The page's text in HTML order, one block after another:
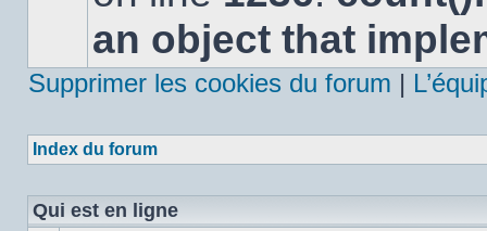
an object that
Supprimer les cookies du forum |
Index du forum
Qui est en ligne